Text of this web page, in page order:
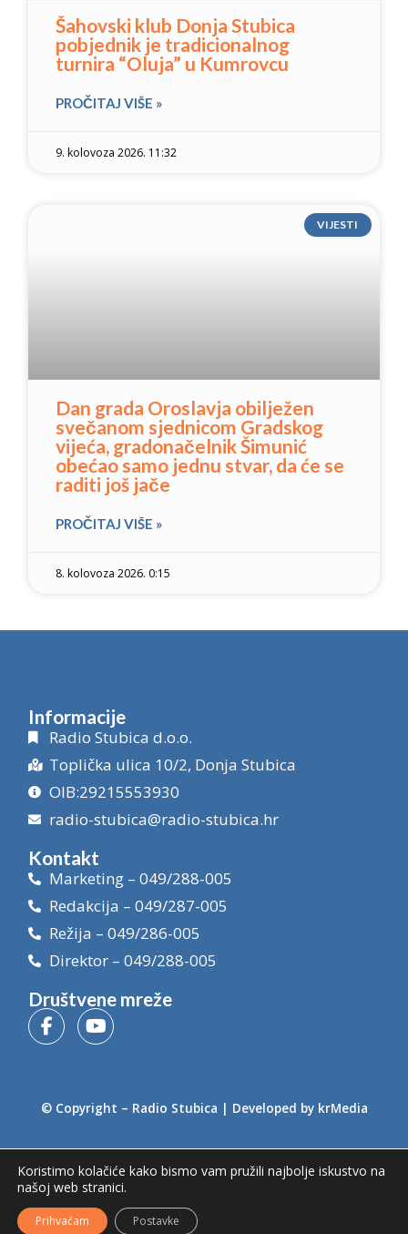
Šahovski klub Donja Stubica
pobjednik je tradicionalnog
turnira “Oluja” u Kumrovcu
PROČITAJ VIŠE »
9. kolovoza 2026. 11:32
VIJESTI
Dan grada Oroslavja obilježen
svečanom sjednicom Gradskog
vijeća, gradonačelnik Šimunić
obećao samo jednu stvar, da će se
raditi još jače
PROČITAJ VIŠE »
8. kolovoza 2026. 0:15
Informacije
Radio Stubica d.o.o.
Toplička ulica 10/2, Donja Stubica
OIB:29215553930
radio-stubica@radio-stubica.hr
Kontakt
Marketing – 049/288-005
Redakcija – 049/287-005
Režija – 049/286-005
Direktor – 049/288-005
Društvene mreže
© Copyright – Radio Stubica | Developed by krMedia
Koristimo kolačiće kako bismo vam pružili najbolje iskustvo na
našoj web stranici.
Prihvaćam Postavke